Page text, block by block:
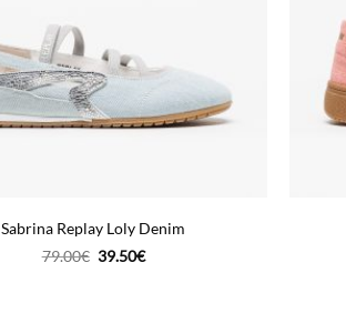
Sabrina Replay Loly Denim
79.00€ O
39.50€O